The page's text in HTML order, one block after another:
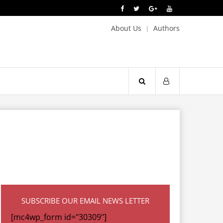
About Us Authors
SUBSCRIBE OUR EMAIL NEWS LETTER
[mc4wp_form id="30309"]